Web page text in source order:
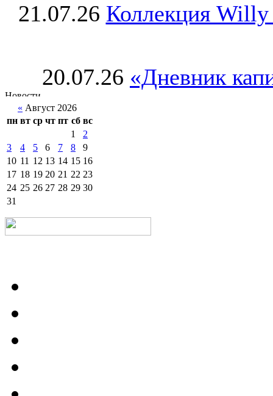
21.07.26 Коллекция Willy
20.07.26 «Дневник
« Август 2026
пн вт ср чт пт сб вс
1
2
3
4 5 6 7 8
9
10 11 12 13 14 15 16
17 18 19 20 21 22 23
24 25 26 27 28 29 30
31